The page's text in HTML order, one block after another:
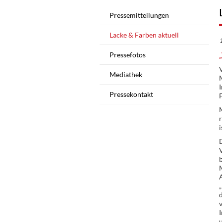
Pressemitteilungen
Lacke & Farben aktuell
Pressefotos
Mediathek
Pressekontakt